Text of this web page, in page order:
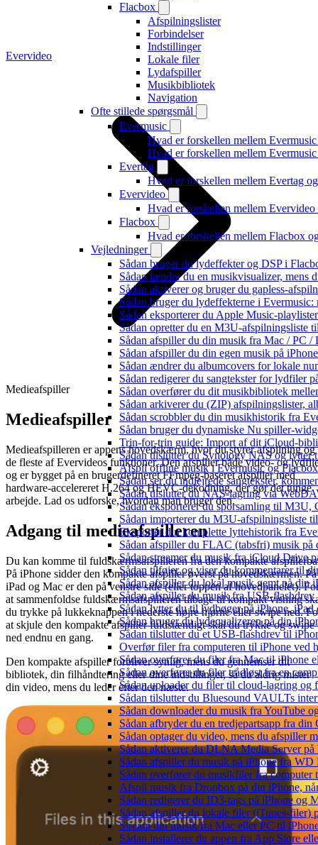
Flacbox
Afspilningslister
Forbindelser
Indstillinger
Lokale filer
Lydafspiller
Musikbibliotek
Navigation
Ofte stillede spørgsmål
Evermusic
Hvad er forskellen mellem
Hvad er forskellen mellem
Evertag
Hvad er forskellen mellem Evertag
Evervideo
Hvad er forskellen mellem
Flacbox
Hvad er forskellen mellem Flacbox
Vejledninger
Sådan bruger du lydeffekter og DSP i
Sådan tænder du en musikvisualizer, mens
Sådan aktiverer og bruger du gapless-
Sådan bruger du lydeffekterne i
Sådan eksporterer du Apple Music-
Sådan opretter du en M3U-
Sådan afspiller du din musik fra Mac / PC
Sådan afspiller du din egen musik på
Sådan ændrer du albumcovers for lokale
Sådan redigerer du sangtekster for lydfiler
Sådan overfører du dit musikbibliotek
Sådan arkiverer du (ZIP) afspilningslister,
Sådan scrobbler du din musikhistorik fra
Sådan bruger du dynamiske Nu spiller-
Trin-for-trin guide: Import af dit iCloud-
Sådan tilslutter du Synology NAS og lytter
Afspil offline musik i Evermusic og
Sådan ser du indlejrede sangtekster,
Sådan tilslutter du NAS-lagring via
Sådan eksporterer du sporsamling til
Sådan importerer du M3U-afspilningsliste
Eksportér din komplette lyttehistorik fra
Sådan afspiller du FLAC (tabsfri) musik på
Sådan streamer du musik fra iCloud Drive
Sådan tilføjer og viser du kommentarer til
Sådan afspiller du lokal musik gemt på din
Sådan afspiller du musik fra USB-
Sådan lytter du til lydbøger på iPhone,
Sådan bruger du lydequalizeren på din
Sådan tilslutter du et USB-flashdrev til
Overfør filer fra computeren til iPhone
Sådan overfører du filer fra Mac til iPhone
Sådan overfører du filer trådløst fra en
Sådan uploader du filer til cloud-lagring
Sådan tilslutter du Bluesound VAULTs
Sådan downloader du musik fra YouTube
Sådan afbryder du en tredjepartsapp fra din
Sådan optager du video, mens du afspiller
Sådan aktiverer du DLNA Media Server
Sådan afspiller du musik på iPhone fra
Sådan overfører du musikfiler fra
Afspil musik fra Dropbox på din iPhone,
Sådan redigerer du ID3-tags på iPhone og
Sådan afspiller du lokale filer (iTunes-filer)
Stream din musik fra Mac eller PC til
Sådan installerer du appen fra App Store
Evervideo
Medieafspiller
Medieafspiller
Medieafspilleren er appens hovedskærm, hvor du styrer afspilning og
de fleste af Evervideos funktioner. Den afspiller både video- og
og er bygget på en brugerdefineret FFmpeg-baseret afspiller med
hardware-accelereret H.264 og HEVC-dekodning, der gør det tunge
arbejde. Lad os udforske, hvordan man bruger den.
Adgang til medieafspilleren
Du kan komme til fuldskærmsafspilleren fra den kompakte
På iPhone sidder den kompakte afspiller øverst på hovedskærmen. På
iPad og Mac er den på venstre side (eller toppen af ​​hovedpanelet).
at sammenfoldse fuldskærmsafspilleren tilbage til kompakt visning
du trykke på lukkeknappen i nederste højre hjørne eller swipe ned.
at skjule den kompakte afspiller fuldstændigt skal du trykke og swipe
ned endnu en gang.
Den kompakte afspiller forbliver synlig, mens du gennemser dit
bibliotek, din filhåndtering eller dine indstillinger, så du aldrig mister
din video, mens du leder efter den næste.